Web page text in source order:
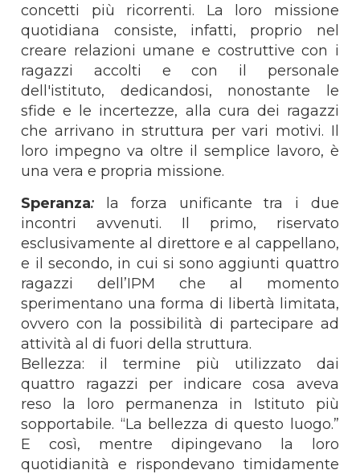
concetti più ricorrenti. La loro missione
quotidiana consiste, infatti, proprio nel
creare relazioni umane e costruttive con i
ragazzi accolti e con il personale
dell'istituto, dedicandosi, nonostante le
sfide e le incertezze, alla cura dei ragazzi
che arrivano in struttura per vari motivi. Il
loro impegno va oltre il semplice lavoro, è
una vera e propria missione.
Speranza: la forza unificante tra i due
incontri avvenuti. Il primo, riservato
esclusivamente al direttore e al cappellano,
e il secondo, in cui si sono aggiunti quattro
ragazzi dell’IPM che al momento
sperimentano una forma di libertà limitata,
ovvero con la possibilità di partecipare ad
attività al di fuori della struttura.
Bellezza: il termine più utilizzato dai
quattro ragazzi per indicare cosa aveva
reso la loro permanenza in Istituto più
sopportabile. “La bellezza di questo luogo.”
E così, mentre dipingevano la loro
quotidianità e rispondevano timidamente